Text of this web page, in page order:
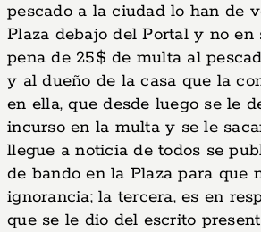
pescado a la ciudad lo han de
Plaza debajo del Portal y no en
pena de 25$ de multa al
y al dueño de la casa que la
en ella, que desde luego se le
incurso en la multa y se le
llegue a noticia de todos se
de bando en la Plaza para que
ignorancia; la tercera, es en
que se le dio del escrito